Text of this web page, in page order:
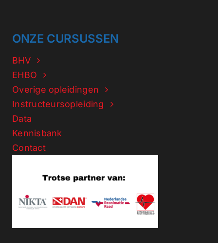
ONZE CURSUSSEN
BHV
EHBO
Overige opleidingen
Instructeursopleiding
Data
Kennisbank
Contact